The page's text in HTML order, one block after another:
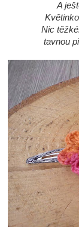
A
Nic
tavnou